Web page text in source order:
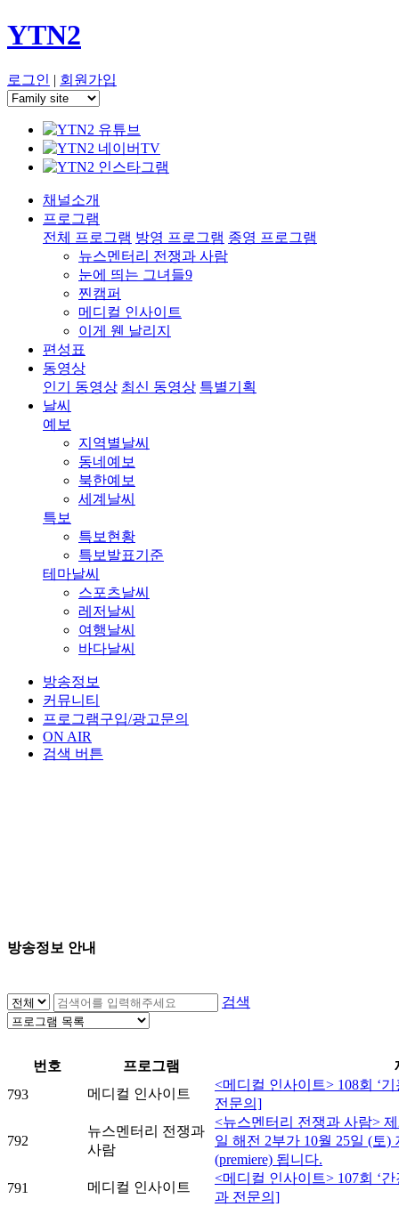
YTN2
로그인 | 회원가입
채널소개
프로그램
전체 프로그램 방영 프로그램 종영 프로그램
뉴스멘터리 전쟁과 사람
눈에 띄는 그녀들9
찐캠퍼
메디컬 인사이트
이게 웬 날리지
편성표
동영상
인기 동영상 최신 동영상 특별기획
날씨
예보
지역별날씨
동네예보
북한예보
세계날씨
특보
특보현황
특보발표기준
테마날씨
스포츠날씨
레저날씨
여행날씨
바다날씨
방송정보
커뮤니티
프로그램구입/광고문의
ON AIR
검색 버튼
방송정보 안내
검색
번호 프로그램
793
메디컬 인사이트
<메디컬 인사이트> 108회 ‘
전문의]
792
뉴스멘터리 전쟁과
사람
<뉴스멘터리 전쟁과 사람>
일 해전 2부가 10월 25일 (토
(premiere) 됩니다.
791
메디컬 인사이트
<메디컬 인사이트> 107회 ‘
과 전문의]